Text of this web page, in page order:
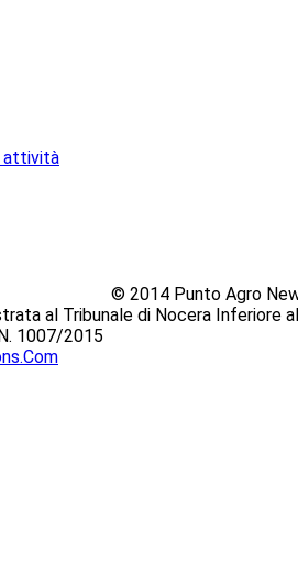
attività
© 2014 Punto Agro
al Tribunale di Nocera Inferiore
1007/2015